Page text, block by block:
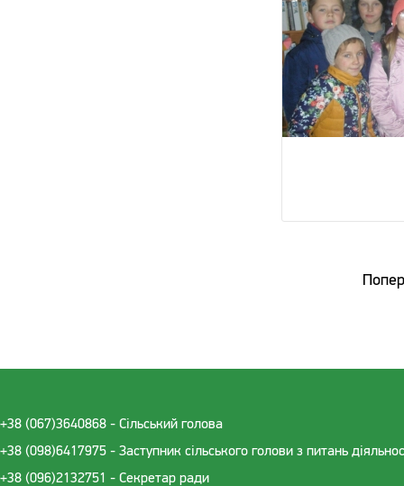
+38 (067)3640868 - Cільський голова
+38 (098)6417975 - Заступник сільського голови з питань
+38 (096)2132751 - Секретар ради